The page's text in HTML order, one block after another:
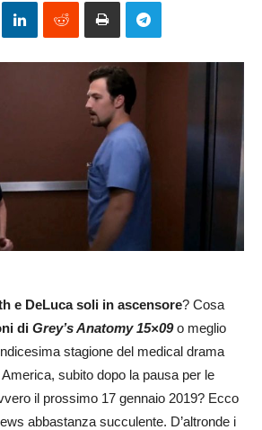
e DeLuca soli in ascensore? Cosa
di Grey’s Anatomy 15×09o meglio
stagione del medical drama
subito dopo la pausa per le
il prossimo 17 gennaio 2019? Ecco
abbastanza succulente. D’altronde i